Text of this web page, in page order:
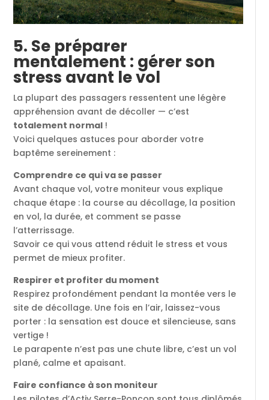
5. Se préparer
mentalement : gérer son
stress avant le vol
La plupart des passagers ressentent une légère
appréhension avant de décoller — c’est
totalement normal !
Voici quelques astuces pour aborder votre
baptême sereinement :
Comprendre ce qui va se passer
Avant chaque vol, votre moniteur vous explique
chaque étape : la course au décollage, la position
en vol, la durée, et comment se passe
l’atterrissage.
Savoir ce qui vous attend réduit le stress et vous
permet de mieux profiter.
Respirer et profiter du moment
Respirez profondément pendant la montée vers le
site de décollage. Une fois en l’air, laissez-vous
porter : la sensation est douce et silencieuse, sans
vertige !
Le parapente n’est pas une chute libre, c’est un vol
plané, calme et apaisant.
Faire confiance à son moniteur